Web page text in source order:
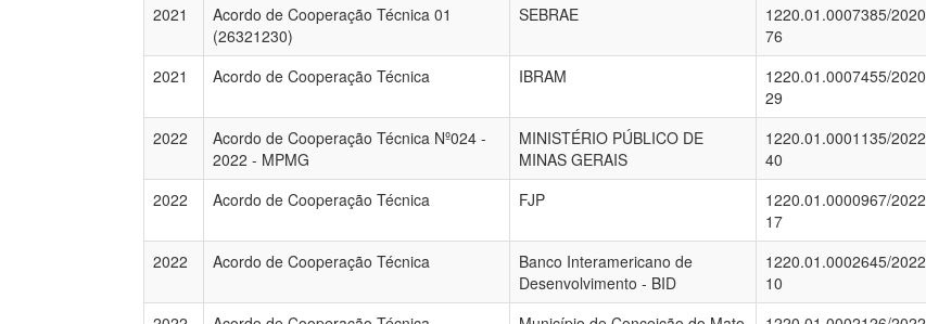
2021
Acordo de Cooperação Técnica 01
(26321230)
SEBRAE
1220.01.0007385/
76
2021 Acordo de Cooperação Técnica IBRAM
1220.01.0007455/
29
2022
Acordo de Cooperação Técnica Nº024 -
2022 - MPMG
MINISTÉRIO PÚBLICO DE
MINAS GERAIS
1220.01.0001135/
40
2022 Acordo de Cooperação Técnica FJP
1220.01.0000967/
17
2022 Acordo de Cooperação Técnica
Banco Interamericano de
Desenvolvimento - BID
1220.01.0002645/
10